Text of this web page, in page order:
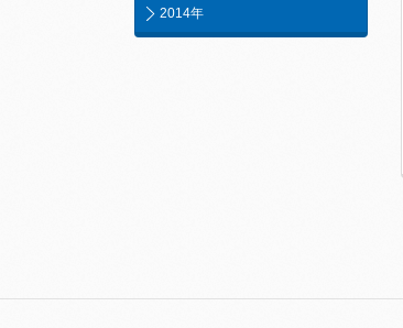
2014年